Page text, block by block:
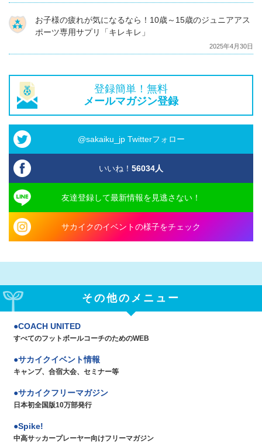
お子様の疲れが気になるなら！10歳～15歳のジュニアアス
ポーツ専用サプリ「キレキレ」
2025年4月30日
登録簡単！無料
メールマガジン登録
@sakaiku_jp Twitterフォロー
いいね！ 56034人
友達登録して最新情報を見逃さない！
サカイクのイベントの様子をチェック
その他のメニュー
COACH UNITED
すべてのフットボールコーチのためのWEB
サカイクイベント情報
キャンプ、合宿大会、セミナー等
サカイクフリーマガジン
日本初全国版10万部発行
Spike!
中高サッカープレーヤー向けフリーマガジン